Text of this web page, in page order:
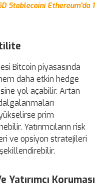
Stablecoini Ethereum'da 1
Bitcoin piyasasında
daha etkin hedge
yol açabilir. Artan
prim
Yatırımcıların risk
ve opsiyon stratejileri
Koruması